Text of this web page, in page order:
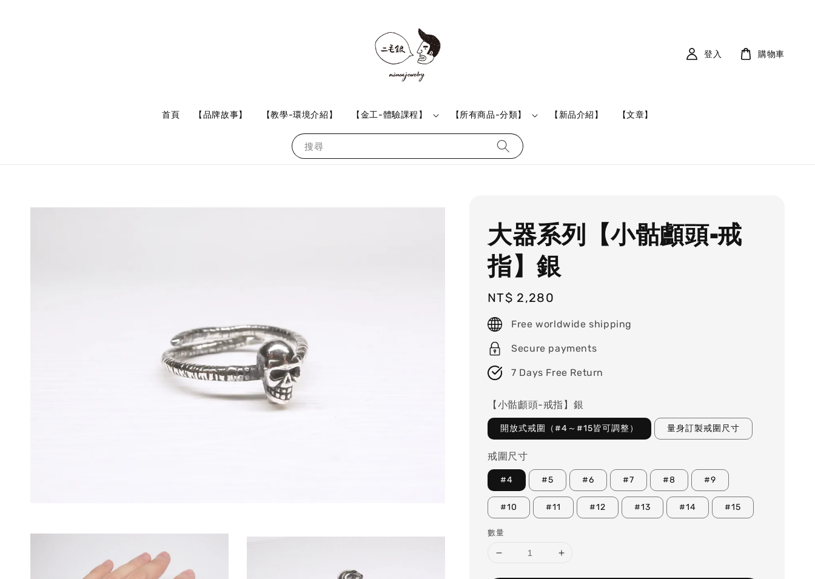
搜尋
首頁 【品牌故事】 【教學-環境介紹】 【金工-體驗課程】 【所有商品-分類】 【新品介紹】 【文章】
登入 購物車
大器系列【小骷顱頭-戒
指】銀
Regular
price
NT$ 2,280
Free worldwide shipping
Secure payments
7 Days Free Return
【小骷顱頭-戒指】銀
開放式戒圍（#4～#15皆可調整） 量身訂製戒圍尺寸
戒圍尺寸
#4 #5 #6 #7 #8 #9
#10 #11 #12 #13 #14 #15
數量